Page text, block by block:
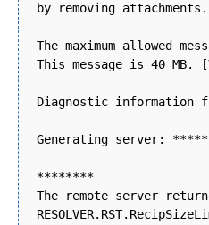
by removing attachments.
The maximum allowed
This message is 40
Diagnostic information
Generating server:
********
The remote server